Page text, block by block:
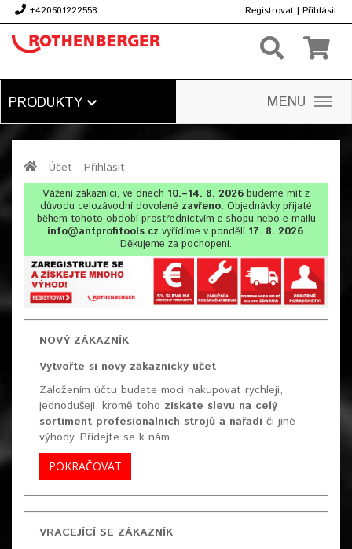
+420601222558 Registrovat | Přihlásit
PRODUKTY MENU
Účet Přihlásit
Vážení zákazníci, ve dnech 10.–14. 8. 2026 budeme mít z
důvodu celozávodní dovolené zavřeno. Objednávky přijaté
během tohoto období prostřednictvím e-shopu nebo e-mailu
info@antprofitools.cz vyřídíme v pondělí 17. 8. 2026.
Děkujeme za pochopení.
NOVÝ ZÁKAZNÍK
Vytvořte si nový zákaznický účet
Založením účtu budete moci nakupovat rychleji,
jednodušeji, kromě toho získáte slevu na celý
sortiment profesionálních strojů a nářadí či jiné
výhody. Přidejte se k nám.
POKRAČOVAT
VRACEJÍCÍ SE ZÁKAZNÍK